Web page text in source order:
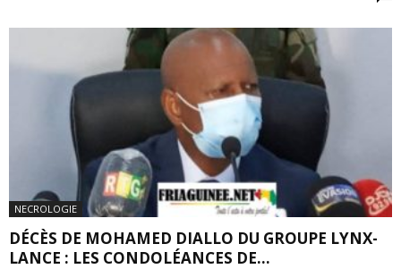
NECROLOGIE
DÉCÈS DE MOHAMED DIALLO DU GROUPE LYNX-
LANCE : LES CONDOLÉANCES DE...